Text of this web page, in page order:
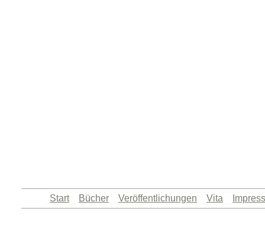
Start Bücher Veröffentlichungen Vita